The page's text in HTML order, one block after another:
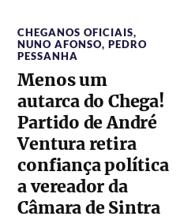
CHEGANOS OFICIAIS,
NUNO AFONSO,PEDRO
PESSANHA
Menos um
autarca do Chega!
Partido de André
Ventura retira
confiança política
a vereador da
Câmara de Sintra